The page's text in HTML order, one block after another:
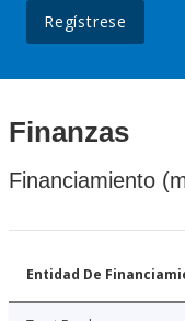
Regístrese
Finanzas
Financiamiento
Entidad De